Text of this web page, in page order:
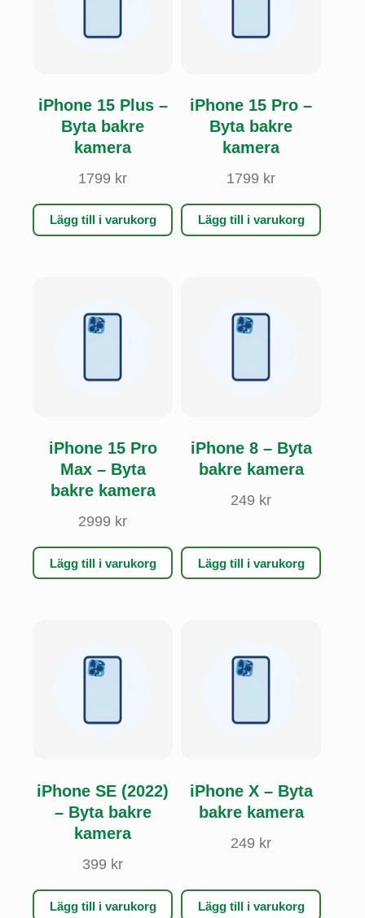
iPhone 15 Plus –
Byta bakre
kamera
1799 kr
Lägg till i varukorg
iPhone 15 Pro –
Byta bakre
kamera
1799 kr
Lägg till i varukorg
iPhone 15 Pro
Max – Byta
bakre kamera
2999 kr
Lägg till i varukorg
iPhone 8 – Byta
bakre kamera
249 kr
Lägg till i varukorg
iPhone SE (2022)
– Byta bakre
kamera
399 kr
Lägg till i varukorg
iPhone X – Byta
bakre kamera
249 kr
Lägg till i varukorg